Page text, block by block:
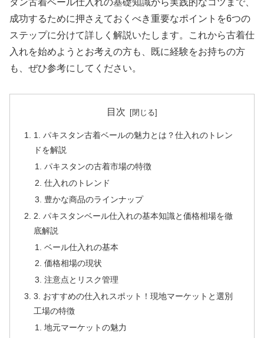
成功するために押さえておくべき重要なポイントを6つの
ステップに分けて詳しく解説いたします。これから古着仕
入れを始めようとお考えの方も、既に経験をお持ちの方
も、ぜひ参考にしてください。
目次
1. パキスタン古着ベールの魅力とは？仕入れのトレン
ドを解説
パキスタンの古着市場の特徴
仕入れのトレンド
豊かな商品のラインナップ
2. パキスタンベール仕入れの基本知識と価格相場を徹
底解説
ベール仕入れの基本
価格相場の現状
注意点とリスク管理
3. おすすめの仕入れスポット！現地マーケットと選別
工場の特徴
地元マーケットの魅力